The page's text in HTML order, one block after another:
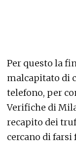
Per questo la
malcapitato di
telefono, per
Verifiche di
recapito dei
cercano di farsi